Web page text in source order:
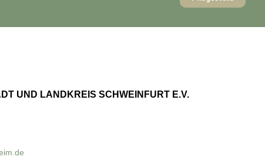
UND LANDKREIS SCHWEINFURT E.V.